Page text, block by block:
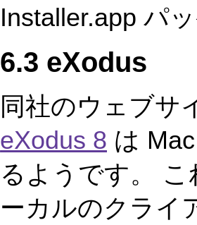
Installer.app パ
6.3 eXodus
同社のウェブサ
eXodus 8 は
るようです。
ーカルのクライ